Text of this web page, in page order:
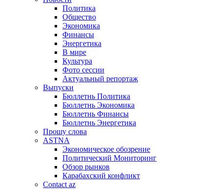
Политика
Общество
Экономика
Финансы
Энергетика
В мире
Культура
Фото сессии
Актуальный репортаж
Выпуски
Бюллетнь Политика
Бюллетнь Экономика
Бюллетнь Финансы
Бюллетнь Энергетика
Прошу слова
ASTNA
Экономическое обозрение
Политический Мониторинг
Обзор рынков
Карабахский конфликт
Contact az